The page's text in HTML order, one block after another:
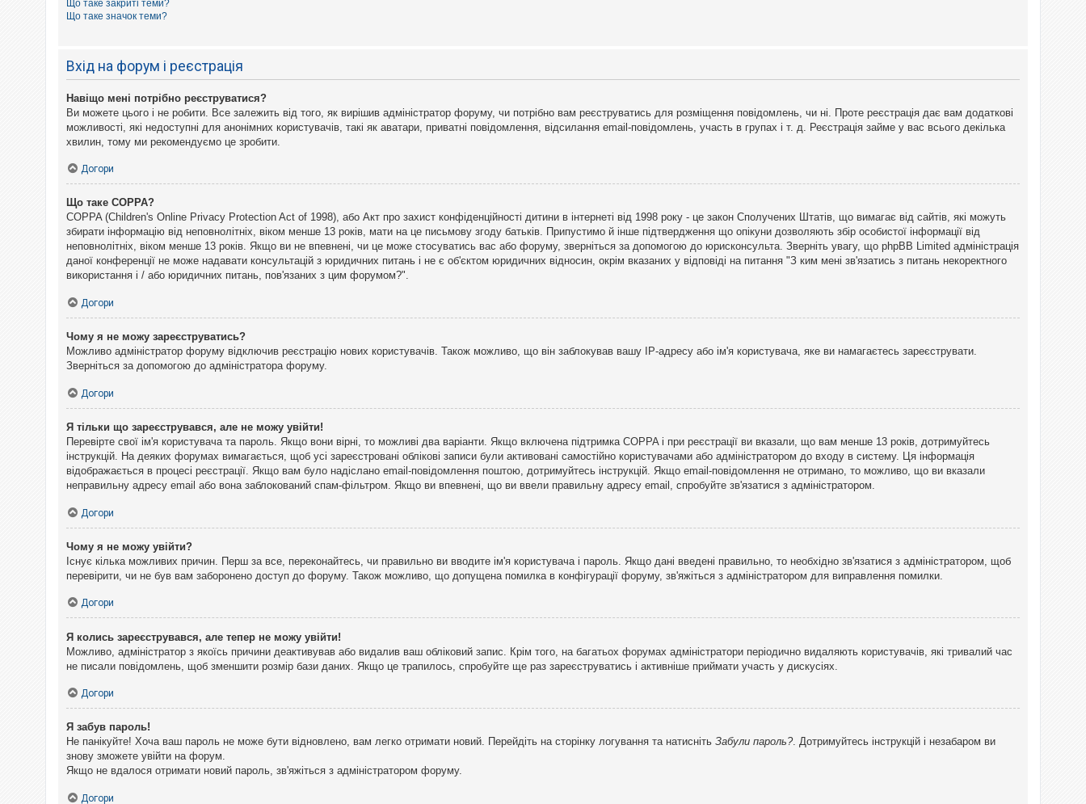
Що таке закриті теми?
Що таке значок теми?
Вхід на форум і реєстрація
Навіщо мені потрібно реєструватися?
Ви можете цього і не робити. Все залежить від того, як вирішив адміністратор форуму, чи потрібно вам реєструватись для розміщення повідомлень, чи ні. Проте реєстрація дає вам додаткові
можливості, які недоступні для анонімних користувачів, такі як аватари, приватні повідомлення, відсилання email-повідомлень, участь в групах і т. д. Реєстрація займе у вас всього декілька
хвилин, тому ми рекомендуємо це зробити.
Догори
Що таке COPPA?
COPPA (Children's Online Privacy Protection Act of 1998), або Акт про захист конфіденційності дитини в інтернеті від 1998 року - це закон Сполучених Штатів, що вимагає від сайтів, які можуть
збирати інформацію від неповнолітніх, віком менше 13 років, мати на це письмову згоду батьків. Припустимо й інше підтвердження що опікуни дозволяють збір особистої інформації від
неповнолітніх, віком менше 13 років. Якщо ви не впевнені, чи це може стосуватись вас або форуму, зверніться за допомогою до юрисконсульта. Зверніть увагу, що phpBB Limited адміністрація
даної конференції не може надавати консультацій з юридичних питань і не є об'єктом юридичних відносин, окрім вказаних у відповіді на питання "З ким мені зв'язатись з питань некоректного
використання і / або юридичних питань, пов'язаних з цим форумом?".
Догори
Чому я не можу зареєструватись?
Можливо адміністратор форуму відключив реєстрацію нових користувачів. Також можливо, що він заблокував вашу IP-адресу або ім'я користувача, яке ви намагаєтесь зареєструвати.
Зверніться за допомогою до адміністратора форуму.
Догори
Я тільки що зареєструвався, але не можу увійти!
Перевірте свої ім'я користувача та пароль. Якщо вони вірні, то можливі два варіанти. Якщо включена підтримка COPPA і при реєстрації ви вказали, що вам менше 13 років, дотримуйтесь
інструкцій. На деяких форумах вимагається, щоб усі зареєстровані облікові записи були активовані самостійно користувачами або адміністратором до входу в систему. Ця інформація
відображається в процесі реєстрації. Якщо вам було надіслано email-повідомлення поштою, дотримуйтесь інструкцій. Якщо email-повідомлення не отримано, то можливо, що ви вказали
неправильну адресу email або вона заблокований спам-фільтром. Якщо ви впевнені, що ви ввели правильну адресу email, спробуйте зв'язатися з адміністратором.
Догори
Чому я не можу увійти?
Існує кілька можливих причин. Перш за все, переконайтесь, чи правильно ви вводите ім'я користувача і пароль. Якщо дані введені правильно, то необхідно зв'язатися з адміністратором, щоб
перевірити, чи не був вам заборонено доступ до форуму. Також можливо, що допущена помилка в конфігурації форуму, зв'яжіться з адміністратором для виправлення помилки.
Догори
Я колись зареєструвався, але тепер не можу увійти!
Можливо, адміністратор з якоїсь причини деактивував або видалив ваш обліковий запис. Крім того, на багатьох форумах адміністратори періодично видаляють користувачів, які тривалий час
не писали повідомлень, щоб зменшити розмір бази даних. Якщо це трапилось, спробуйте ще раз зареєструватись і активніше приймати участь у дискусіях.
Догори
Я забув пароль!
Не панікуйте! Хоча ваш пароль не може бути відновлено, вам легко отримати новий. Перейдіть на сторінку логування та натисніть Забули пароль?. Дотримуйтесь інструкцій і незабаром ви
знову зможете увійти на форум.
Якщо не вдалося отримати новий пароль, зв'яжіться з адміністратором форуму.
Догори